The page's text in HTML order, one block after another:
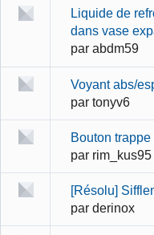
Liquide de
dans vase
par abdm59
Voyant abs/
par tonyv6
Bouton
par rim_kus95
[Résolu]
par derinox